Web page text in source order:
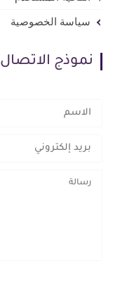
سياسة الخصوصية
نموذج الاتصال